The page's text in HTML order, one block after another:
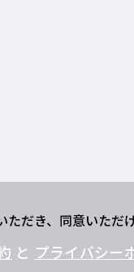
だき、同意いただ
と プライバシー